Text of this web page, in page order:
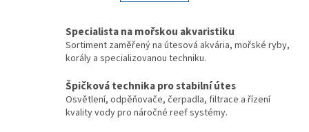
á
a
c
í
r
v
k
y
k
v
á
n
í
Specialista na mořskou akvaristiku
Sortiment zaměřený na útesová akvária, mořské ryby,
korály a specializovanou techniku.
Špičková technika pro stabilní útes
Osvětlení, odpěňovače, čerpadla, filtrace a řízení
kvality vody pro náročné reef systémy.